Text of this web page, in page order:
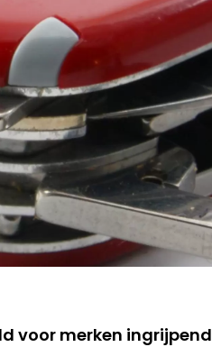
voor merken ingrijpend